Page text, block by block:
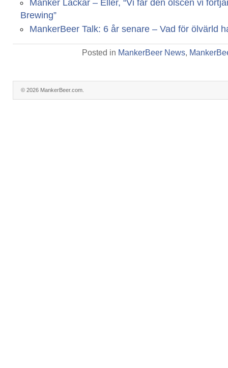
Manker Lackar – Eller, “Vi får den ölscen vi
Brewing”
MankerBeer Talk: 6 år senare – Vad för ölvärld
Posted in MankerBeer News,
© 2026 MankerBeer.com.